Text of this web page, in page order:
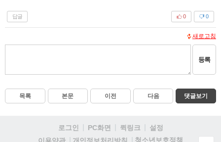
답글 0
0
새로고침
등록
목록 본문 이전 다음 댓글보기
로그인 PC화면 퀵링크
설정
이용약관
개인정보처리방침 청소년보호정책